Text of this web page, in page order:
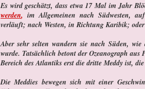
Es wird geschätzt, dass etwa 17 Mal im Jahr
werden, im Allgemeinen nach Südwesten,
verläuft; nach Westen, in Richtung Karibik;
Aber sehr selten wandern sie nach Süden,
wurde. Tatsächlich betont der Ozeanograph
Bereich des Atlantiks erst die dritte Meddy ist,
Die Meddies bewegen sich mit einer